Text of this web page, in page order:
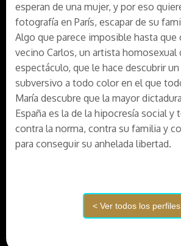
esperan de una mujer, y por eso
fotografía en París, escapar de su
Algo que parece imposible hasta que
vecino Carlos, un artista homosexual
espectáculo, que le hace descubrir
subversivo a todo color en el que
María descubre que la mayor
España es la de la hipocresía social y
contra la norma, contra su familia y
para conseguir su anhelada libertad.